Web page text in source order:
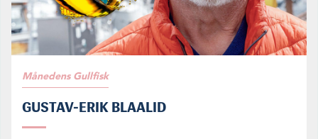
Månedens Gullfisk
GUSTAV-ERIK BLAALID